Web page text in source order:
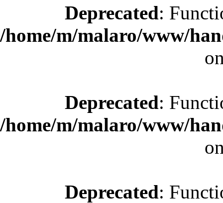
Deprecated:
/home/m/malaro/www/
Deprecated:
/home/m/malaro/www/
Deprecated: